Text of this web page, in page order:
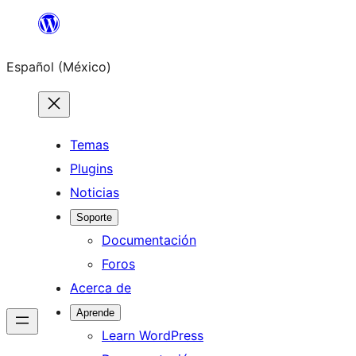
Saltar
contenido
Español (México)
Temas
Plugins
Noticias
Soporte
Documentación
Foros
Acerca de
Aprende
Learn WordPress